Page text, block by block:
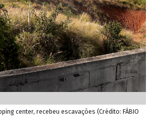
center, recebeu escavações (Crédito: FÁBIO